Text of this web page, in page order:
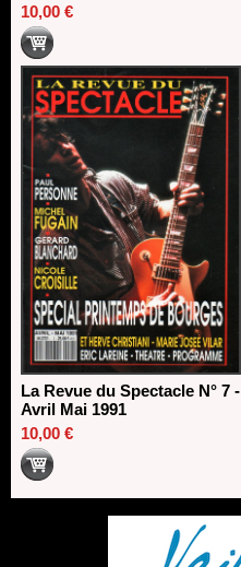
10,00 €
La Revue du Spectacle N° 7 -
Avril Mai 1991
10,00 €